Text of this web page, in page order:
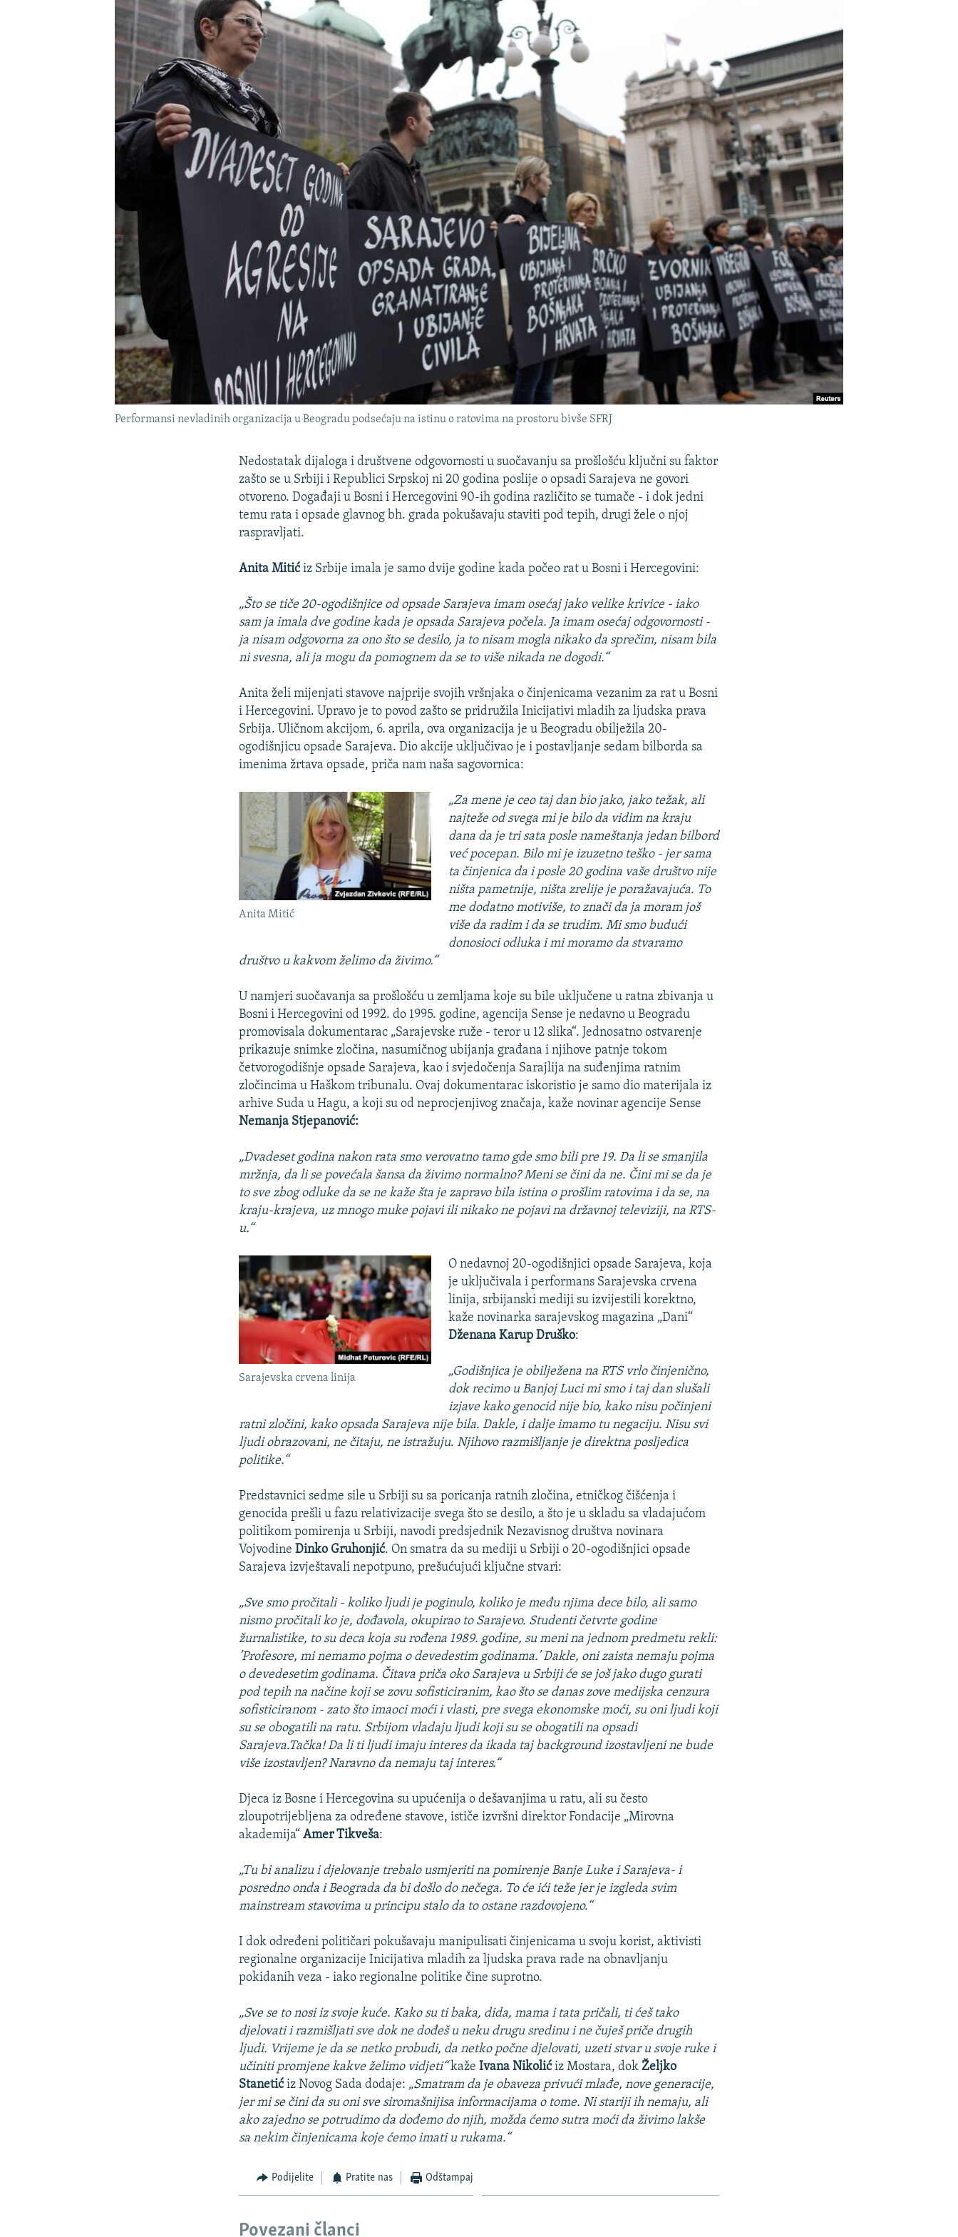
POPLAVE I KLIZIŠTA U BIH 2024.
TRI DECENIJE OD RATA U BIH
NASTANAK I RASPAD JUGOSLAVIJE
Performansi nevladinih organizacija u Beogradu podsećaju na istinu o ratovima na prostoru bivše SFRJ
Nedostatak dijaloga i društvene odgovornosti u suočavanju sa prošlošću ključni su faktor
zašto se u Srbiji i Republici Srpskoj ni 20 godina poslije o opsadi Sarajeva ne govori
otvoreno. Događaji u Bosni i Hercegovini 90-ih godina različito se tumače - i dok jedni
temu rata i opsade glavnog bh. grada pokušavaju staviti pod tepih, drugi žele o njoj
raspravljati.
Anita Mitićiz Srbije imala je samo dvije godine kada počeo rat u Bosni i Hercegovini:
„Što se tiče 20-ogodišnjice od opsade Sarajeva imam osećaj jako velike krivice - iako
sam ja imala dve godine kada je opsada Sarajeva počela. Ja imam osećaj odgovornosti -
ja nisam odgovorna za ono što se desilo, ja to nisam mogla nikako da sprečim, nisam bila
ni svesna, ali ja mogu da pomognem da se to više nikada ne dogodi.“
Anita želi mijenjati stavove najprije svojih vršnjaka o činjenicama vezanim za rat u Bosni
i Hercegovini. Upravo je to povod zašto se pridružila Inicijativi mladih za ljudska prava
Srbija. Uličnom akcijom, 6. aprila, ova organizacija je u Beogradu obilježila 20-
ogodišnjicu opsade Sarajeva. Dio akcije uključivao je i postavljanje sedam bilborda sa
imenima žrtava opsade, priča nam naša sagovornica:
Anita Mitić
„Za mene je ceo taj dan bio jako, jako težak, ali
najteže od svega mi je bilo da vidim na kraju
dana da je tri sata posle nameštanja jedan bilbord
već pocepan. Bilo mi je izuzetno teško - jer sama
ta činjenica da i posle 20 godina vaše društvo nije
ništa pametnije, ništa zrelije je poražavajuća. To
me dodatno motiviše, to znači da ja moram još
više da radim i da se trudim. Mi smo budući
donosioci odluka i mi moramo da stvaramo
društvo u kakvom želimo da živimo.“
U namjeri suočavanja sa prošlošću u zemljama koje su bile uključene u ratna zbivanja u
Bosni i Hercegovini od 1992. do 1995. godine, agencija Sense je nedavno u Beogradu
promovisala dokumentarac „Sarajevske ruže - teror u 12 slika“. Jednosatno ostvarenje
prikazuje snimke zločina, nasumičnog ubijanja građana i njihove patnje tokom
četvorogodišnje opsade Sarajeva, kao i svjedočenja Sarajlija na suđenjima ratnim
zločincima u Haškom tribunalu. Ovaj dokumentarac iskoristio je samo dio materijala iz
arhive Suda u Hagu, a koji su od neprocjenjivog značaja, kaže novinar agencije Sense
Nemanja Stjepanović:
„Dvadeset godina nakon rata smo verovatno tamo gde smo bili pre 19. Da li se smanjila
mržnja, da li se povećala šansa da živimo normalno? Meni se čini da ne. Čini mi se da je
to sve zbog odluke da se ne kaže šta je zapravo bila istina o prošlim ratovima i da se, na
kraju-krajeva, uz mnogo muke pojavi ili nikako ne pojavi na državnoj televiziji, na RTS-
u.“
Sarajevska crvena linija
O nedavnoj 20-ogodišnjici opsade Sarajeva, koja
je uključivala i performans Sarajevska crvena
linija, srbijanski mediji su izvijestili korektno,
kaže novinarka sarajevskog magazina „Dani“
Dženana Karup Druško:
„Godišnjica je obilježena na RTS vrlo činjenično,
dok recimo u Banjoj Luci mi smo i taj dan slušali
izjave kako genocid nije bio, kako nisu počinjeni
ratni zločini, kako opsada Sarajeva nije bila. Dakle, i dalje imamo tu negaciju. Nisu svi
ljudi obrazovani, ne čitaju, ne istražuju. Njihovo razmišljanje je direktna posljedica
politike.“
Predstavnici sedme sile u Srbiji su sa poricanja ratnih zločina, etničkog čišćenja i
genocida prešli u fazu relativizacije svega što se desilo, a što je u skladu sa vladajućom
politikom pomirenja u Srbiji, navodi predsjednik Nezavisnog društva novinara
VojvodineDinko Gruhonjić. On smatra da su mediji u Srbiji o 20-ogodišnjici opsade
Sarajeva izvještavali nepotpuno, prešućujući ključne stvari:
„Sve smo pročitali - koliko ljudi je poginulo, koliko je među njima dece bilo, ali samo
nismo pročitali ko je, dođavola, okupirao to Sarajevo. Studenti četvrte godine
žurnalistike, to su deca koja su rođena 1989. godine, su meni na jednom predmetu rekli:
’Profesore, mi nemamo pojma o devedestim godinama.’ Dakle, oni zaista nemaju pojma
o devedesetim godinama. Čitava priča oko Sarajeva u Srbiji će se još jako dugo gurati
pod tepih na načine koji se zovu sofisticiranim, kao što se danas zove medijska cenzura
sofisticiranom - zato što imaoci moći i vlasti, pre svega ekonomske moći, su oni ljudi koji
su se obogatili na ratu. Srbijom vladaju ljudi koji su se obogatili na opsadi
Sarajeva.Tačka! Da li ti ljudi imaju interes da ikada taj background izostavljeni ne bude
više izostavljen? Naravno da nemaju taj interes.“
Djeca iz Bosne i Hercegovina su upućenija o dešavanjima u ratu, ali su često
zloupotrijebljena za određene stavove, ističe izvršni direktor Fondacije „Mirovna
akademija“ Amer Tikveša:
„Tu bi analizu i djelovanje trebalo usmjeriti na pomirenje Banje Luke i Sarajeva- i
posredno onda i Beograda da bi došlo do nečega. To će ići teže jer je izgleda svim
mainstream stavovima u principu stalo da to ostane razdovojeno.“
I dok određeni političari pokušavaju manipulisati činjenicama u svoju korist, aktivisti
regionalne organizacije Inicijativa mladih za ljudska prava rade na obnavljanju
pokidanih veza - iako regionalne politike čine suprotno.
„Sve se to nosi iz svoje kuće. Kako su ti baka, dida, mama i tata pričali, ti ćeš tako
djelovati i razmišljati sve dok ne dođeš u neku drugu sredinu i ne čuješ priče drugih
ljudi. Vrijeme je da se netko probudi, da netko počne djelovati, uzeti stvar u svoje ruke i
učiniti promjene kakve želimo vidjeti“kažeIvana Nikolićiz Mostara, dokŽeljko
Stanetićiz Novog Sada dodaje: „Smatram da je obaveza privući mlađe, nove generacije,
jer mi se čini da su oni sve siromašnijisa informacijama o tome. Ni stariji ih nemaju, ali
ako zajedno se potrudimo da dođemo do njih, možda ćemo sutra moći da živimo lakše
sa nekim činjenicama koje ćemo imati u rukama.“
Podijelite Pratite nas Odštampaj
Povezani članci